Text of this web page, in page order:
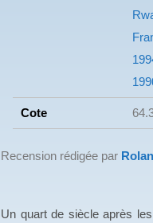
Cote
Recension rédigée par
Un quart de siècle après